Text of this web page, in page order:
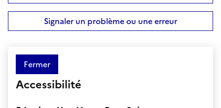
Signaler un problème ou une erreur
Fermer
Accessibilité